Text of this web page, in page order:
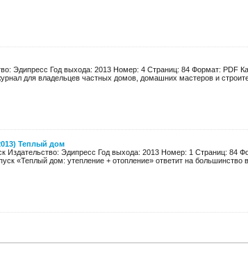
Эдипресс Год выхода: 2013 Номер: 4 Страниц: 84 Формат: PDF
для владельцев частных домов, домашних мастеров и
Теплый дом
Издательство: Эдипресс Год выхода: 2013 Номер: 1 Страниц: 84
«Теплый дом: утепление + отопление» ответит на большинство